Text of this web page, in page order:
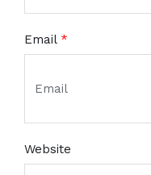
Email *
Website